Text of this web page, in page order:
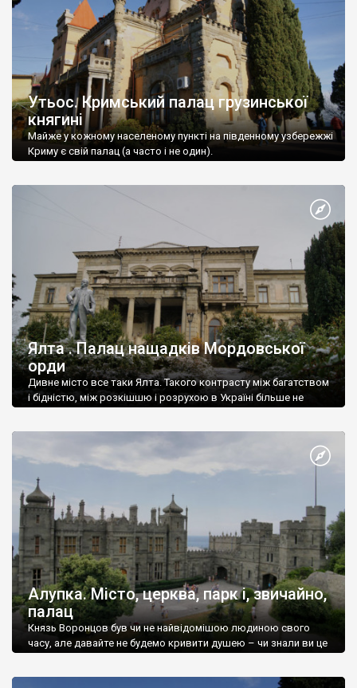
Утьос. Кримський палац грузинської
княгині
Майже у кожному населеному пункті на південному узбережжі
Криму є свій палац (а часто і не один).
Ялта . Палац нащадків Мордовської
орди
Дивне місто все таки Ялта. Такого контрасту між багатством
і бідністю, між розкішшю і розрухою в Україні більше не
Алупка. Місто, церква, парк і, звичайно,
палац
Князь Воронцов був чи не найвідомішою людиною свого
часу, але давайте не будемо кривити душею – чи знали ви це